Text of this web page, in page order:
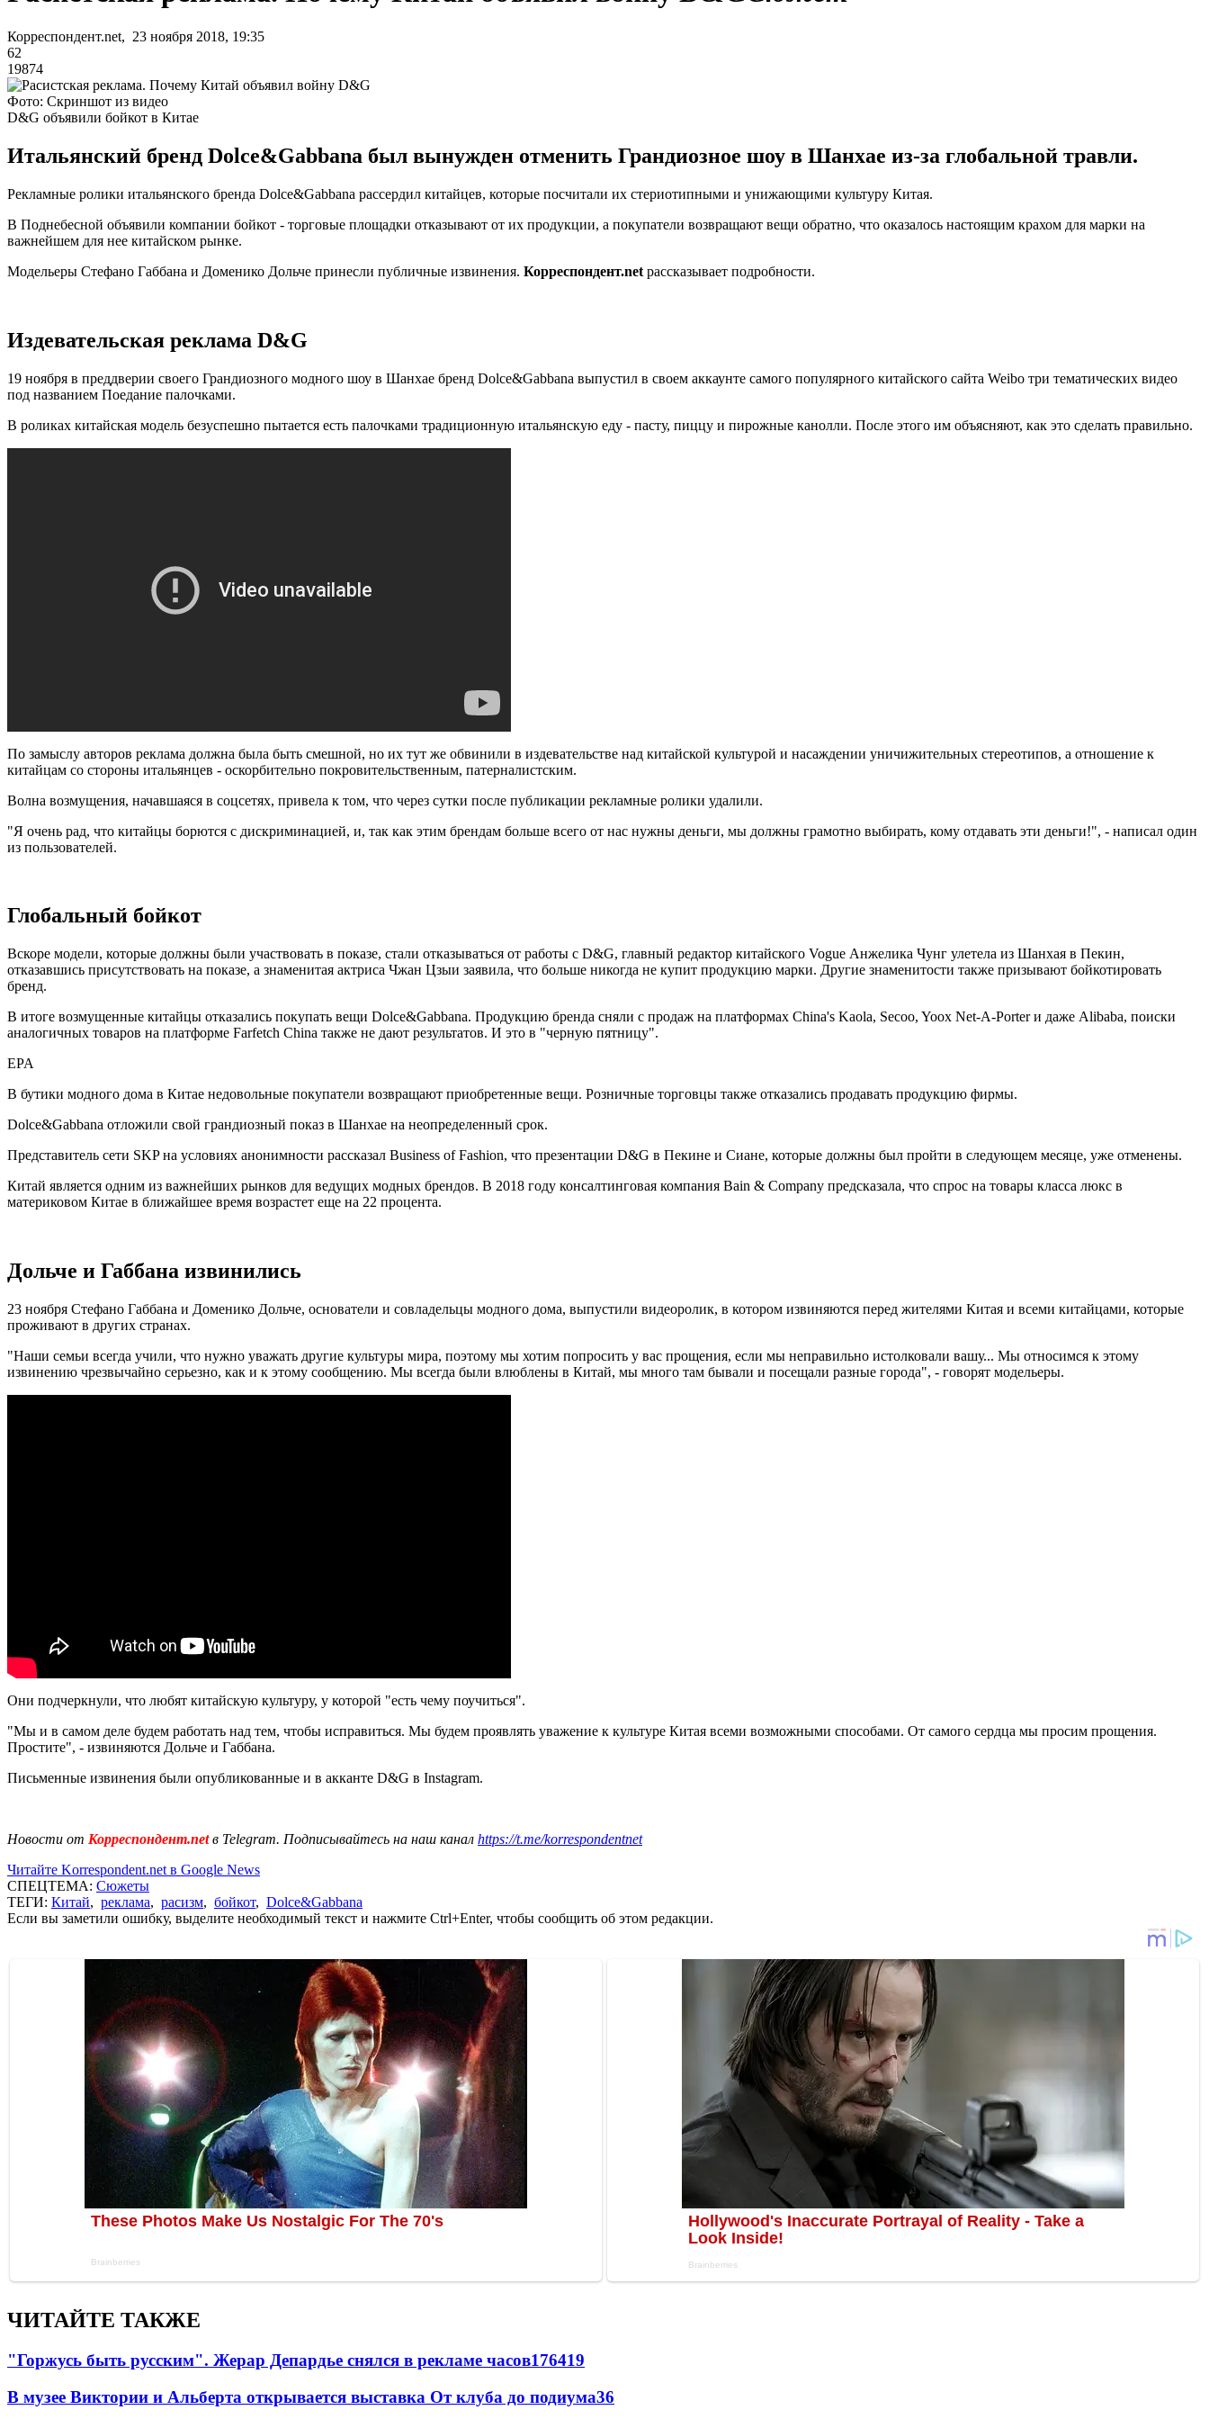
Корреспондент.net, 23 ноября 2018, 19:35
62
19874
Фото: Скриншот из видео
D&G объявили бойкот в Китае
Итальянский бренд Dolce&Gabbana был вынужден отменить Грандиозное шоу в Шанхае из-за глобальной травли.
Рекламные ролики итальянского бренда Dolce&Gabbana рассердил китайцев, которые посчитали их стериотипными и унижающими культуру Китая.
В Поднебесной объявили компании бойкот - торговые площадки отказывают от их продукции, а покупатели возвращают вещи обратно, что оказалось настоящим крахом для марки на
важнейшем для нее китайском рынке.
Модельеры Стефано Габбана и Доменико Дольче принесли публичные извинения. Корреспондент.net рассказывает подробности.
Издевательская реклама D&G
19 ноября в преддверии своего Грандиозного модного шоу в Шанхае бренд Dolce&Gabbana выпустил в своем аккаунте самого популярного китайского сайта Weibo три тематических видео
под названием Поедание палочками.
В роликах китайская модель безуспешно пытается есть палочками традиционную итальянскую еду - пасту, пиццу и пирожные канолли. После этого им объясняют, как это сделать правильно.
По замыслу авторов реклама должна была быть смешной, но их тут же обвинили в издевательстве над китайской культурой и насаждении уничижительных стереотипов, а отношение к
китайцам со стороны итальянцев - оскорбительно покровительственным, патерналистским.
Волна возмущения, начавшаяся в соцсетях, привела к том, что через сутки после публикации рекламные ролики удалили.
"Я очень рад, что китайцы борются с дискриминацией, и, так как этим брендам больше всего от нас нужны деньги, мы должны грамотно выбирать, кому отдавать эти деньги!", - написал один
из пользователей.
Глобальный бойкот
Вскоре модели, которые должны были участвовать в показе, стали отказываться от работы с D&G, главный редактор китайского Vogue Анжелика Чунг улетела из Шанхая в Пекин,
отказавшись присутствовать на показе, а знаменитая актриса Чжан Цзыи заявила, что больше никогда не купит продукцию марки. Другие знаменитости также призывают бойкотировать
бренд.
В итоге возмущенные китайцы отказались покупать вещи Dolce&Gabbana. Продукцию бренда сняли с продаж на платформах China's Kaola, Secoo, Yoox Net-A-Porter и даже Alibaba, поиски
аналогичных товаров на платформе Farfetch China также не дают результатов. И это в "черную пятницу".
EPA
В бутики модного дома в Китае недовольные покупатели возвращают приобретенные вещи. Розничные торговцы также отказались продавать продукцию фирмы.
Dolce&Gabbana отложили свой грандиозный показ в Шанхае на неопределенный срок.
Представитель сети SKP на условиях анонимности рассказал Business of Fashion, что презентации D&G в Пекине и Сиане, которые должны был пройти в следующем месяце, уже отменены.
Китай является одним из важнейших рынков для ведущих модных брендов. В 2018 году консалтинговая компания Bain & Company предсказала, что спрос на товары класса люкс в
материковом Китае в ближайшее время возрастет еще на 22 процента.
Дольче и Габбана извинились
23 ноября Стефано Габбана и Доменико Дольче, основатели и совладельцы модного дома, выпустили видеоролик, в котором извиняются перед жителями Китая и всеми китайцами, которые
проживают в других странах.
"Наши семьи всегда учили, что нужно уважать другие культуры мира, поэтому мы хотим попросить у вас прощения, если мы неправильно истолковали вашу... Мы относимся к этому
извинению чрезвычайно серьезно, как и к этому сообщению. Мы всегда были влюблены в Китай, мы много там бывали и посещали разные города", - говорят модельеры.
Они подчеркнули, что любят китайскую культуру, у которой "есть чему поучиться".
"Мы и в самом деле будем работать над тем, чтобы исправиться. Мы будем проявлять уважение к культуре Китая всеми возможными способами. От самого сердца мы просим прощения.
Простите", - извиняются Дольче и Габбана.
Письменные извинения были опубликованные и в акканте D&G в Instagram.
Новости от Корреспондент.netв Telegram. Подписывайтесь на наш канал https://t.me/korrespondentnet
Читайте Korrespondent.net в Google News
СПЕЦТЕМА: Сюжеты
ТЕГИ: Китай, реклама, расизм, бойкот, Dolce&Gabbana
Если вы заметили ошибку, выделите необходимый текст и нажмите Ctrl+Enter, чтобы сообщить об этом редакции.
ЧИТАЙТЕ ТАКЖЕ
"Горжусь быть русским". Жерар Депардье снялся в рекламе часов176419
В музее Виктории и Альберта открывается выставка От клуба до подиума36